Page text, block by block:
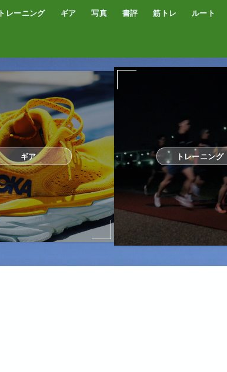
トレーニング ギア 写真 書評 筋トレ ルート
ギア トレーニング